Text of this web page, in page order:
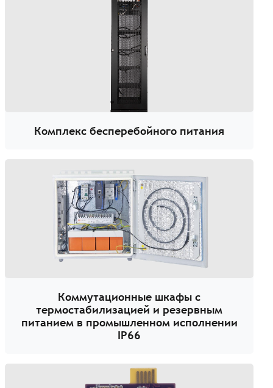
Комплекс бесперебойного питания
Коммутационные шкафы с
термостабилизацией и резервным
питанием в промышленном исполнении
IP66